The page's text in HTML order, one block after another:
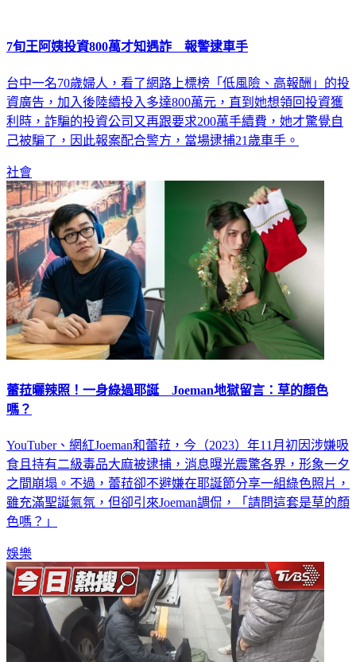
7旬王阿姨投資800萬才知遇詐 報警逮車手
台中一名70歲婦人，看了網路上標榜「低風險、高報酬」的投
資廣告，加入後陸續投入多達800萬元，直到她想領回投資獲
利時，詐騙的投資公司又再跟要求200萬手續費，她才驚覺自
己被騙了，因此報案配合警方，當場逮捕21歲車手。
社會
蕾菈曬辣照！一身綠過耶誕 Joeman地獄留言：草的顏色
嗎？
YouTuber、網紅Joeman和蕾菈，今（2023）年11月初因涉嫌吸
食且持有二級毒品大麻被逮捕，消息曝光震驚各界，形象一夕
之間崩塌。不過，蕾菈卻不避嫌在耶誕節分享一組綠色照片，
雖充滿聖誕氣氛，但卻引來Joeman調侃，「請問這套是草的顏
色嗎？」
娛樂